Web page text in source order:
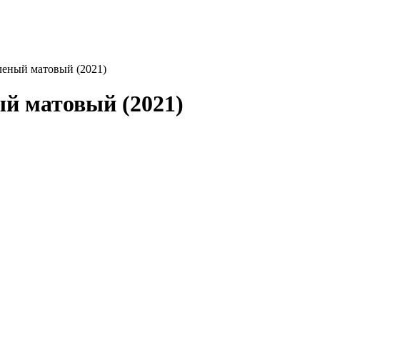
матовый (2021)
матовый (2021)